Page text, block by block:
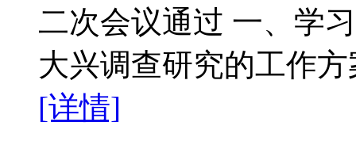
二次会议通过 一、学
大兴调查研究的工作
[详情]